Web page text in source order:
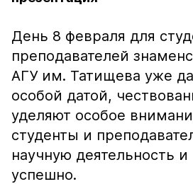
День 8 февраля для
преподавателей
АГУ им. Татищева уже
особой датой,
уделяют особое
студенты и
научную деятельность
успешно.